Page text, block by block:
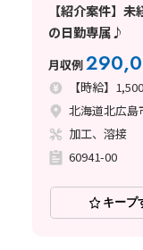
【紹介案件】
の日勤専属♪
月収例
【時給】
北海道北広島
加工、溶接
60941-00
キープ